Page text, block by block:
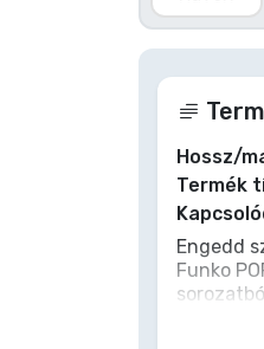
Hossz/
Termék
Engedd
Funko
Terméktípusok